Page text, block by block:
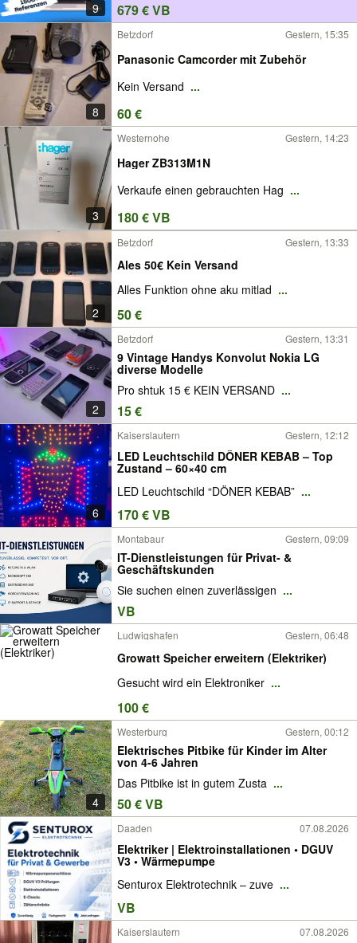
9 679 € VB
8
Betzdorf Gestern, 15:35
Panasonic Camcorder mit Zubehör
Kein Versand ...
60 €
3
Westernohe Gestern, 14:23
Hager ZB313M1N
Verkaufe einen gebrauchten Hag ...
180 € VB
2
Betzdorf Gestern, 13:33
Ales 50€ Kein Versand
Alles Funktion ohne aku mitlad ...
50 €
2
Betzdorf Gestern, 13:31
9 Vintage Handys Konvolut Nokia LG
diverse Modelle
Pro shtuk 15 € KEIN VERSAND ...
15 €
6
Kaiserslautern Gestern, 12:12
LED Leuchtschild DÖNER KEBAB – Top
Zustand – 60×40 cm
LED Leuchtschild “DÖNER KEBAB” ...
170 € VB
Montabaur Gestern, 09:09
IT-Dienstleistungen für Privat- &
Geschäftskunden
Sie suchen einen zuverlässigen ...
VB
Ludwigshafen Gestern, 06:48
Growatt Speicher erweitern (Elektriker)
Gesucht wird ein Elektroniker ...
100 €
4
Westerburg Gestern, 00:12
Elektrisches Pitbike für Kinder im Alter
von 4-6 Jahren
Das Pitbike ist in gutem Zusta ...
50 € VB
Daaden 07.08.2026
Elektriker | Elektroinstallationen • DGUV
V3 • Wärmepumpe
Senturox Elektrotechnik – zuve ...
VB
Kaiserslautern 07.08.2026